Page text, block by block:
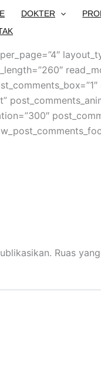
DOKTER
Ruas